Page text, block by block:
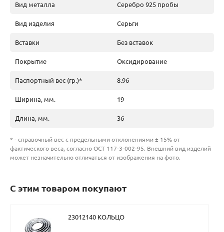
Вид металла Серебро 925 пробы
Вид изделия Серьги
Вставки Без вставок
Покрытие Оксидирование
Паспортный вес (гр.)* 8.96
Ширина, мм. 19
Длина, мм. 36
* - справочный вес с предельными отклонениями ± 15% от
фактического веса, согласно ОСТ 117-3-002-95. Внешний вид изделий
может незначительно отличаться от изображения на фото.
С этим товаром покупают
23012140 КОЛЬЦО